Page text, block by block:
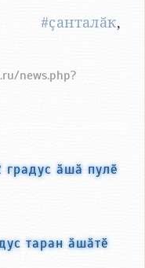
#ҫанталӑк,
news.php?
градус ӑшӑ пулӗ
таран ӑшӑтӗ